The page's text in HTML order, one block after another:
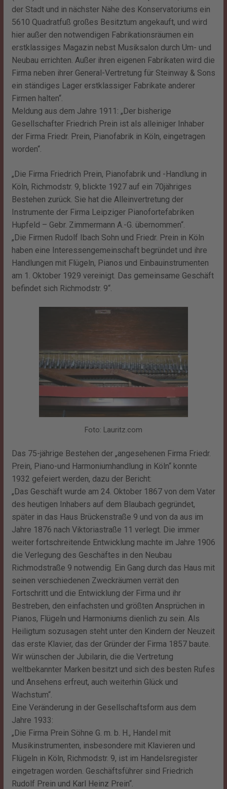
der Stadt und in nächster Nähe des Konservatoriums ein
5610 Quadratfuß großes Besitztum angekauft, und wird
hier außer den notwendigen Fabrikationsräumen ein
erstklassiges Magazin nebst Musiksalon durch Um- und
Neubau errichten. Außer ihren eigenen Fabrikaten wird die
Firma neben ihrer General-Vertretung für Steinway & Sons
ein ständiges Lager erstklassiger Fabrikate anderer
Firmen halten“.
Meldung aus dem Jahre 1911: „Der bisherige
Gesellschafter Friedrich Prein ist als alleiniger Inhaber
der Firma Friedr. Prein, Pianofabrik in Köln, eingetragen
worden“.
„Die Firma Friedrich Prein, Pianofabrik und -Handlung in
Köln, Richmodstr. 9, blickte 1927 auf ein 70jähriges
Bestehen zurück. Sie hat die Alleinvertretung der
Instrumente der Firma Leipziger Pianofortefabriken
Hupfeld – Gebr. Zimmermann A.-G. übernommen“.
„Die Firmen Rudolf Ibach Sohn und Friedr. Prein in Köln
haben eine Interessengemeinschaft begründet und ihre
Handlungen mit Flügeln, Pianos und Einbauinstrumenten
am 1. Oktober 1929 vereinigt. Das gemeinsame Geschäft
befindet sich Richmodstr. 9“.
Foto: Lauritz.com
Das 75-jährige Bestehen der „angesehenen Firma Friedr.
Prein, Piano-und Harmoniumhandlung in Köln“ konnte
1932 gefeiert werden, dazu der Bericht:
„Das Geschäft wurde am 24. Oktober 1867 von dem Vater
des heutigen Inhabers auf dem Blaubach gegründet,
später in das Haus Brückenstraße 9 und von da aus im
Jahre 1876 nach Viktoriastraße 11 verlegt. Die immer
weiter fortschreitende Entwicklung machte im Jahre 1906
die Verlegung des Geschäftes in den Neubau
Richmodstraße 9 notwendig. Ein Gang durch das Haus mit
seinen verschiedenen Zweckräumen verrät den
Fortschritt und die Entwicklung der Firma und ihr
Bestreben, den einfachsten und größten Ansprüchen in
Pianos, Flügeln und Harmoniums dienlich zu sein. Als
Heiligtum sozusagen steht unter den Kindern der Neuzeit
das erste Klavier, das der Gründer der Firma 1857 baute.
Wir wünschen der Jubilarin, die die Vertretung
weltbekannter Marken besitzt und sich des besten Rufes
und Ansehens erfreut, auch weiterhin Glück und
Wachstum“.
Eine Veränderung in der Gesellschaftsform aus dem
Jahre 1933:
„Die Firma Prein Söhne G. m. b. H., Handel mit
Musikinstrumenten, insbesondere mit Klavieren und
Flügeln in Köln, Richmodstr. 9, ist im Handelsregister
eingetragen worden. Geschäftsführer sind Friedrich
Rudolf Prein und Karl Heinz Prein“.